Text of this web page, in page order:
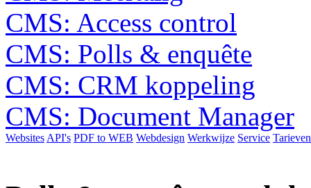
CMS: Access control
CMS: Polls & enquête
CMS: CRM koppeling
CMS: Document Manager
Websites API's PDF to WEB Webdesign Werkwijze Service Tarieven